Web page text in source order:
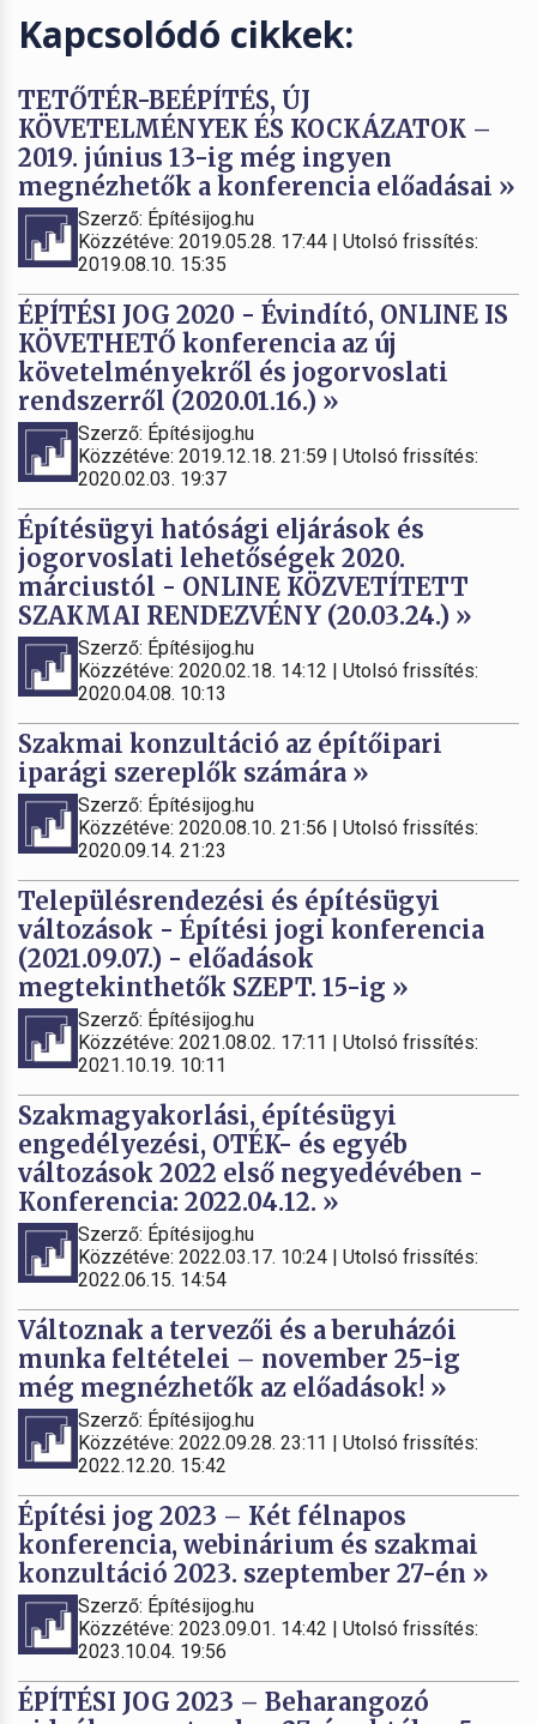
Kapcsolódó cikkek:
TETŐTÉR-BEÉPÍTÉS, ÚJ
KÖVETELMÉNYEK ÉS KOCKÁZATOK –
2019. június 13-ig még ingyen
megnézhetők a konferencia előadásai »
Szerző: Építésijog.hu
Közzétéve: 2019.05.28. 17:44 | Utolsó frissítés:
2019.08.10. 15:35
ÉPÍTÉSI JOG 2020 - Évindító, ONLINE IS
KÖVETHETŐ konferencia az új
követelményekről és jogorvoslati
rendszerről (2020.01.16.) »
Szerző: Építésijog.hu
Közzétéve: 2019.12.18. 21:59 | Utolsó frissítés:
2020.02.03. 19:37
Építésügyi hatósági eljárások és
jogorvoslati lehetőségek 2020.
márciustól - ONLINE KÖZVETÍTETT
SZAKMAI RENDEZVÉNY (20.03.24.) »
Szerző: Építésijog.hu
Közzétéve: 2020.02.18. 14:12 | Utolsó frissítés:
2020.04.08. 10:13
Szakmai konzultáció az építőipari
iparági szereplők számára »
Szerző: Építésijog.hu
Közzétéve: 2020.08.10. 21:56 | Utolsó frissítés:
2020.09.14. 21:23
Településrendezési és építésügyi
változások - Építési jogi konferencia
(2021.09.07.) - előadások
megtekinthetők SZEPT. 15-ig »
Szerző: Építésijog.hu
Közzétéve: 2021.08.02. 17:11 | Utolsó frissítés:
2021.10.19. 10:11
Szakmagyakorlási, építésügyi
engedélyezési, OTÉK- és egyéb
változások 2022 első negyedévében -
Konferencia: 2022.04.12. »
Szerző: Építésijog.hu
Közzétéve: 2022.03.17. 10:24 | Utolsó frissítés:
2022.06.15. 14:54
Változnak a tervezői és a beruházói
munka feltételei – november 25-ig
még megnézhetők az előadások! »
Szerző: Építésijog.hu
Közzétéve: 2022.09.28. 23:11 | Utolsó frissítés:
2022.12.20. 15:42
Építési jog 2023 – Két félnapos
konferencia, webinárium és szakmai
konzultáció 2023. szeptember 27-én »
Szerző: Építésijog.hu
Közzétéve: 2023.09.01. 14:42 | Utolsó frissítés:
2023.10.04. 19:56
ÉPÍTÉSI JOG 2023 – Beharangozó